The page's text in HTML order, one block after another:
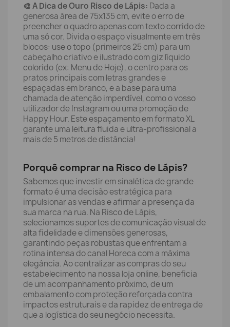
🎨 A Dica de Ouro Risco de Lápis: Dada a
generosa área de 75x135 cm, evite o erro de
preencher o quadro apenas com texto corrido de
uma só cor. Divida o espaço visualmente em três
blocos: use o topo (primeiros 25 cm) para um
cabeçalho criativo e ilustrado com giz líquido
colorido (ex: Menu de Hoje), o centro para os
pratos principais com letras grandes e
espaçadas em branco, e a base para uma
chamada de atenção imperdível, como o vosso
utilizador de Instagram ou uma promoção de
Happy Hour. Este espaçamento em formato XL
garante uma leitura fluida e ultra-profissional a
mais de 5 metros de distância!
Porquê comprar na Risco de Lápis?
Sabemos que investir em sinalética de grande
formato é uma decisão estratégica para
impulsionar as vendas e afirmar a presença da
sua marca na rua. Na Risco de Lápis,
selecionamos suportes de comunicação visual de
alta fidelidade e dimensões generosas,
garantindo peças robustas que enfrentam a
rotina intensa do canal Horeca com a máxima
elegância. Ao centralizar as compras do seu
estabelecimento na nossa loja online, beneficia
de um acompanhamento próximo, de um
embalamento com proteção reforçada contra
impactos estruturais e da rapidez de entrega de
que a logística do seu negócio necessita.